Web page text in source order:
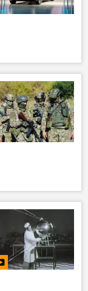
Rossiyaning Donbassdagi maxsus harbiy operatsiyasi